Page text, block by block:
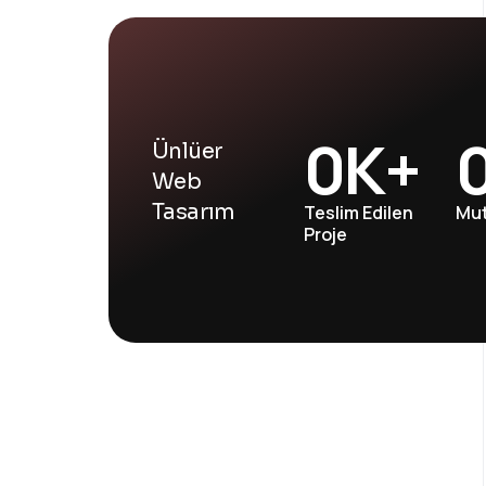
Ünlüer
Web
Tasarım
Teslim Edilen
Proje
0K+